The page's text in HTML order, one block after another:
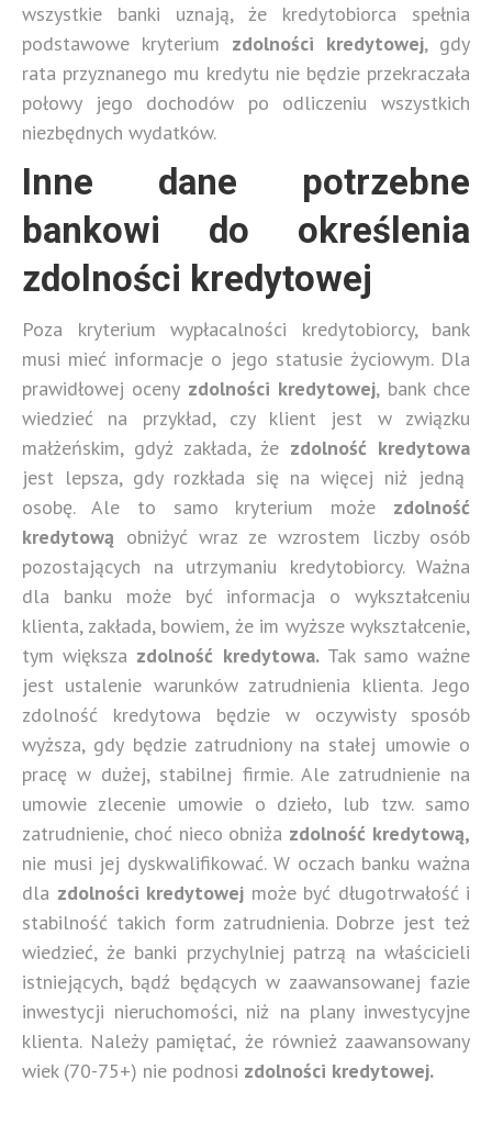
wszystkie banki uznają, że kredytobiorca spełnia
podstawowe kryterium zdolności kredytowej, gdy
rata przyznanego mu kredytu nie będzie przekraczała
połowy jego dochodów po odliczeniu wszystkich
niezbędnych wydatków.
Inne dane potrzebne
bankowi do określenia
zdolności kredytowej
Poza kryterium wypłacalności kredytobiorcy, bank
musi mieć informacje o jego statusie życiowym. Dla
prawidłowej oceny zdolności kredytowej, bank chce
wiedzieć na przykład, czy klient jest w związku
małżeńskim, gdyż zakłada, że zdolność kredytowa
jest lepsza, gdy rozkłada się na więcej niż jedną
osobę. Ale to samo kryterium może zdolność
kredytową obniżyć wraz ze wzrostem liczby osób
pozostających na utrzymaniu kredytobiorcy. Ważna
dla banku może być informacja o wykształceniu
klienta, zakłada, bowiem, że im wyższe wykształcenie,
tym większa zdolność kredytowa. Tak samo ważne
jest ustalenie warunków zatrudnienia klienta. Jego
zdolność kredytowa będzie w oczywisty sposób
wyższa, gdy będzie zatrudniony na stałej umowie o
pracę w dużej, stabilnej firmie. Ale zatrudnienie na
umowie zlecenie umowie o dzieło, lub tzw. samo
zatrudnienie, choć nieco obniża zdolność kredytową,
nie musi jej dyskwalifikować. W oczach banku ważna
dla zdolności kredytowej może być długotrwałość i
stabilność takich form zatrudnienia. Dobrze jest też
wiedzieć, że banki przychylniej patrzą na właścicieli
istniejących, bądź będących w zaawansowanej fazie
inwestycji nieruchomości, niż na plany inwestycyjne
klienta. Należy pamiętać, że również zaawansowany
wiek (70-75+) nie podnosi zdolności kredytowej.